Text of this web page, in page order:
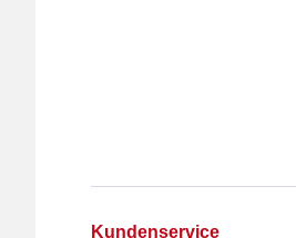
Kundenservice